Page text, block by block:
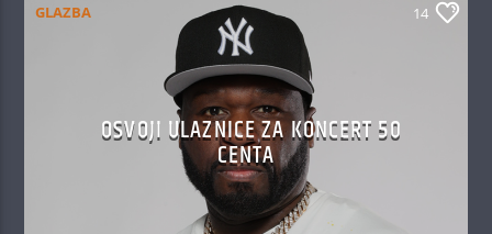
GLAZBA 14
OSVOJI ULAZNICE ZA KONCERT 50
CENTA